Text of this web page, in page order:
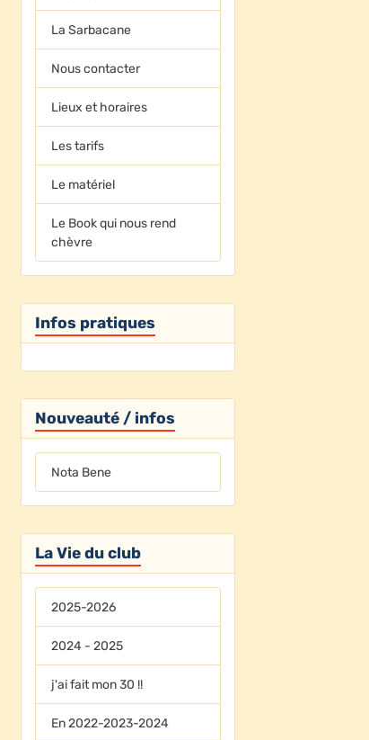
La Sarbacane
Nous contacter
Lieux et horaires
Les tarifs
Le matériel
Le Book qui nous rend
chèvre
Infos pratiques
Nouveauté / infos
Nota Bene
La Vie du club
2025-2026
2024 - 2025
j'ai fait mon 30 !!
En 2022-2023-2024